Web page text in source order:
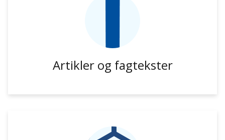
Artikler og fagtekster